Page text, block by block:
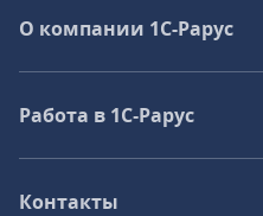
О компании 1C-Рарус
Работа в 1С‑Рарус
Контакты